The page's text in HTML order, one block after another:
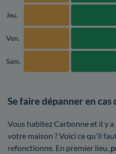
Jeu.
Ven.
Sam.
Se faire dépanner en
Vous habitez Carbonne et il y
votre maison ? Voici ce qu'il
refonctionne. En premier lieu,